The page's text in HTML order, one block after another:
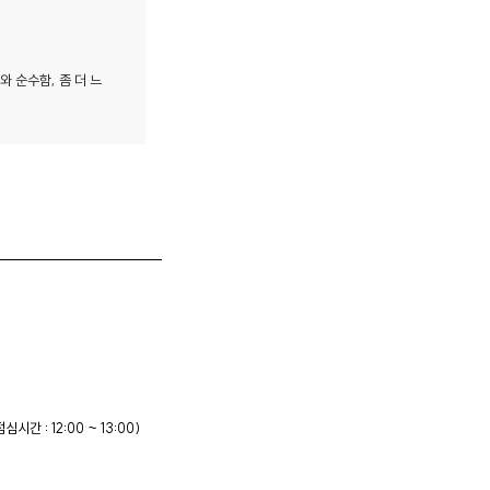
순수함, 좀 더 느
심시간 : 12:00 ~ 13:00)